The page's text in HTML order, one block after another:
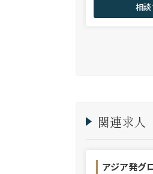
商社、投資銀行、大
幅広い領域で、若手
相
関連求人
アジア発グ